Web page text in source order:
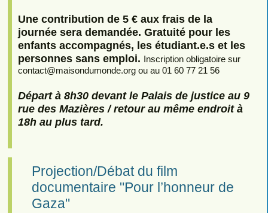
Une contribution de 5 € aux frais de la
journée sera demandée. Gratuité pour les
enfants accompagnés, les étudiant.e.s et les
personnes sans emploi. Inscription obligatoire sur
contact@maisondumonde.org ou au 01 60 77 21 56
Départ à 8h30 devant le Palais de justice au 9
rue des Mazières / retour au même endroit à
18h au plus tard.
Projection/Débat du film
documentaire "Pour l’honneur de
Gaza"